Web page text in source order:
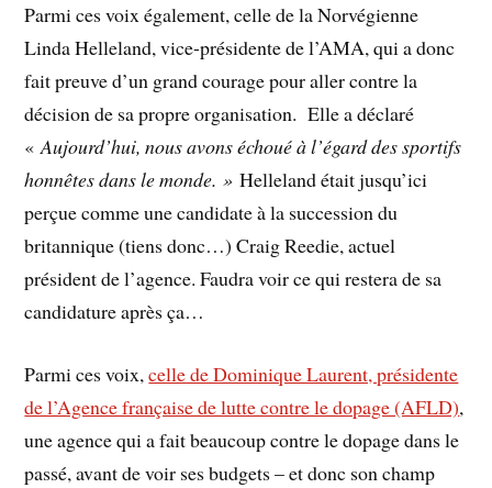
Parmi ces voix également, celle de la Norvégienne
Linda Helleland, vice-présidente de l’AMA, qui a donc
fait preuve d’un grand courage pour aller contre la
décision de sa propre organisation. Elle a déclaré
«Aujourd’hui, nous avons échoué à l’égard des sportifs
honnêtes dans le monde. »Helleland était jusqu’ici
perçue comme une candidate à la succession du
britannique (tiens donc…) Craig Reedie, actuel
président de l’agence. Faudra voir ce qui restera de sa
candidature après ça…
Parmi ces voix,celle de Dominique Laurent, présidente
de l’Agence française de lutte contre le dopage (AFLD),
une agence qui a fait beaucoup contre le dopage dans le
passé, avant de voir ses budgets – et donc son champ